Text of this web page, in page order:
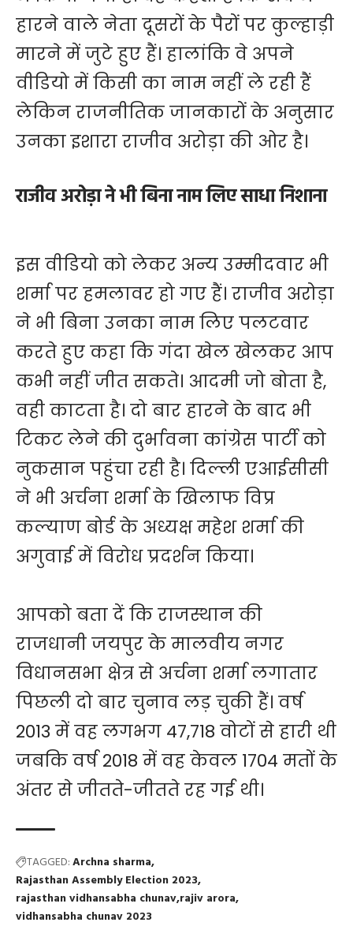
हारने वाले नेता दूसरों के पैरों पर कुल्हाड़ी
मारने में जुटे हुए हैं। हालांकि वे अपने
वीडियो में किसी का नाम नहीं ले रही हैं
लेकिन राजनीतिक जानकारों के अनुसार
उनका इशारा राजीव अरोड़ा की ओर है।
राजीव अरोड़ा ने भी बिना नाम लिए साधा निशाना
इस वीडियो को लेकर अन्य उम्मीदवार भी
शर्मा पर हमलावर हो गए हैं। राजीव अरोड़ा
ने भी बिना उनका नाम लिए पलटवार
करते हुए कहा कि गंदा खेल खेलकर आप
कभी नहीं जीत सकते। आदमी जो बोता है,
वही काटता है। दो बार हारने के बाद भी
टिकट लेने की दुर्भावना कांग्रेस पार्टी को
नुकसान पहुंचा रही है। दिल्ली एआईसीसी
ने भी अर्चना शर्मा के खिलाफ विप्र
कल्याण बोर्ड के अध्यक्ष महेश शर्मा की
अगुवाई में विरोध प्रदर्शन किया।
आपको बता दें कि राजस्थान की
राजधानी जयपुर के मालवीय नगर
विधानसभा क्षेत्र से अर्चना शर्मा लगातार
पिछली दो बार चुनाव लड़ चुकी हैं। वर्ष
2013 में वह लगभग 47,718 वोटों से हारी थी
जबकि वर्ष 2018 में वह केवल 1704 मतों के
अंतर से जीतते-जीतते रह गई थी।
TAGGED:Archna sharma
Rajasthan Assembly Election 2023
rajasthan vidhansabha chunav rajiv arora
vidhansabha chunav 2023